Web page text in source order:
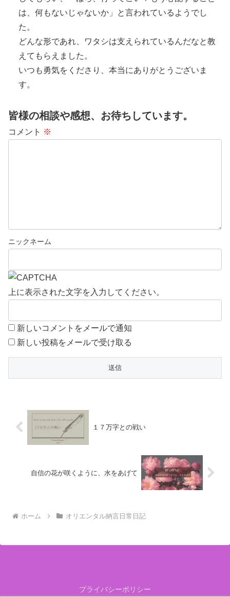
は、何もないじゃないか」と言われているようでし
た。
どんな形であれ、ワタシは支えられているんだなと教
えてもらえました。
いつも勇気をくださり、本当にありがとうございま
す。
皆様の相談や感想、お待ちしています。
コメント ※
上に表示された文字を入力してください。
新しいコメントをメールで通知
新しい投稿をメールで受け取る
１７万字との戦い
自信の花が咲くように、水をあげて
ホーム オリエンタル納言日常日記
プライバシーポリシー